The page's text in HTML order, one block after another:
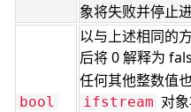
象将失败并停止
bool
以与上述相同的
后将 0 解释为
任何其他整数值
ifstream 对